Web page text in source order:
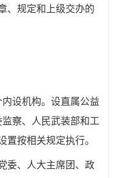
、规定和上级交办的
内设机构。设直属公益
察、人民武装部和工
置按相关规定执行。
委、人大主席团、政